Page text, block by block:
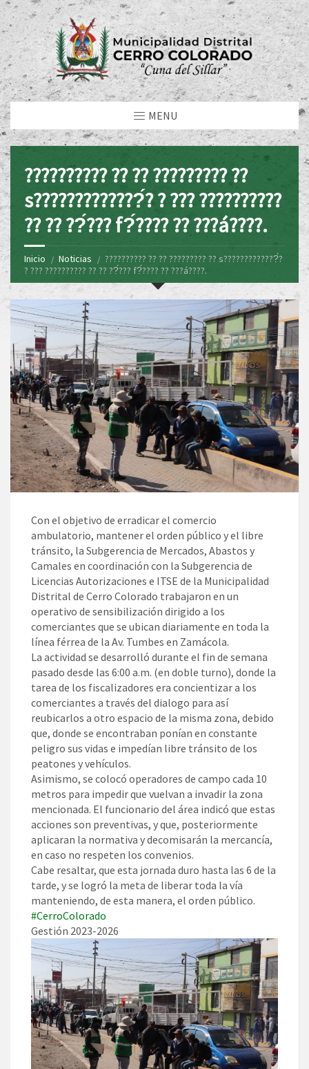
MENU
?????????? ?? ?? ????????? ??
s?????????????́? ? ??? ??????????
?? ?? ??́??? f?́???? ?? ???á????.
Inicio Noticias
?????????? ?? ?? ????????? ?? s?????????????́?
? ??? ?????????? ?? ?? ??́??? f?́???? ?? ???á????.
Con el objetivo de erradicar el comercio
ambulatorio, mantener el orden público y el libre
tránsito, la Subgerencia de Mercados, Abastos y
Camales en coordinación con la Subgerencia de
Licencias Autorizaciones e ITSE de la Municipalidad
Distrital de Cerro Colorado trabajaron en un
operativo de sensibilización dirigido a los
comerciantes que se ubican diariamente en toda la
línea férrea de la Av. Tumbes en Zamácola.
La actividad se desarrolló durante el fin de semana
pasado desde las 6:00 a.m. (en doble turno), donde la
tarea de los fiscalizadores era concientizar a los
comerciantes a través del dialogo para así
reubicarlos a otro espacio de la misma zona, debido
que, donde se encontraban ponían en constante
peligro sus vidas e impedían libre tránsito de los
peatones y vehículos.
Asimismo, se colocó operadores de campo cada 10
metros para impedir que vuelvan a invadir la zona
mencionada. El funcionario del área indicó que estas
acciones son preventivas, y que, posteriormente
aplicaran la normativa y decomisarán la mercancía,
en caso no respeten los convenios.
Cabe resaltar, que esta jornada duro hasta las 6 de la
tarde, y se logró la meta de liberar toda la vía
manteniendo, de esta manera, el orden público.
#CerroColorado
Gestión 2023-2026